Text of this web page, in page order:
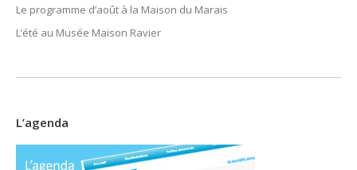
Le programme d’août à la Maison du Marais
L’été au Musée Maison Ravier
L’agenda